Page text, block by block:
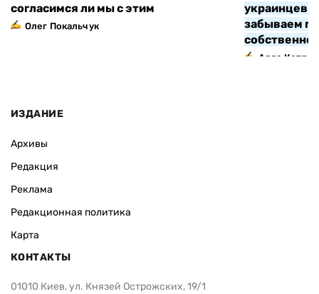
согласимся ли мы с этим
Олег Покальчук
украинцев
забываем
Алла Котляр
ИЗДАНИЕ
Архивы
Редакция
Реклама
Редакционная политика
Карта
КОНТАКТЫ
01010 Киев, ул. Князей Острожских, 19/1